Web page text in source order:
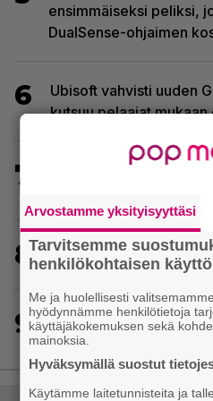
ensimmäiseksi peliksi,
DualSense-ohjaimen
6
Ubisoft vahvisti uuden
kutsuu pelaajat
7
Huippusuosittu
8 Wreckfest 2 sai
9
30-vuotias Quake sai
Wolfenstein-kehittäjiltä
Arvostamme yksityisyyttäsi
Tarvitsemme
henkilökohtaisen
Me ja huolellisesti
hyödynnämme henkilötietoja
käyttäjäkokemuksen sekä
mainoksia.
Hyväksymällä suostut
Käytämme laitetunnisteita ja